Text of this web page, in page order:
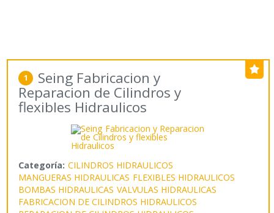
1 Seing Fabricacion y
Reparacion de Cilindros y
flexibles Hidraulicos
Categoría: CILINDROS HIDRAULICOS
MANGUERAS HIDRAULICAS FLEXIBLES HIDRAULICOS
BOMBAS HIDRAULICAS VALVULAS HIDRAULICAS
FABRICACION DE CILINDROS HIDRAULICOS